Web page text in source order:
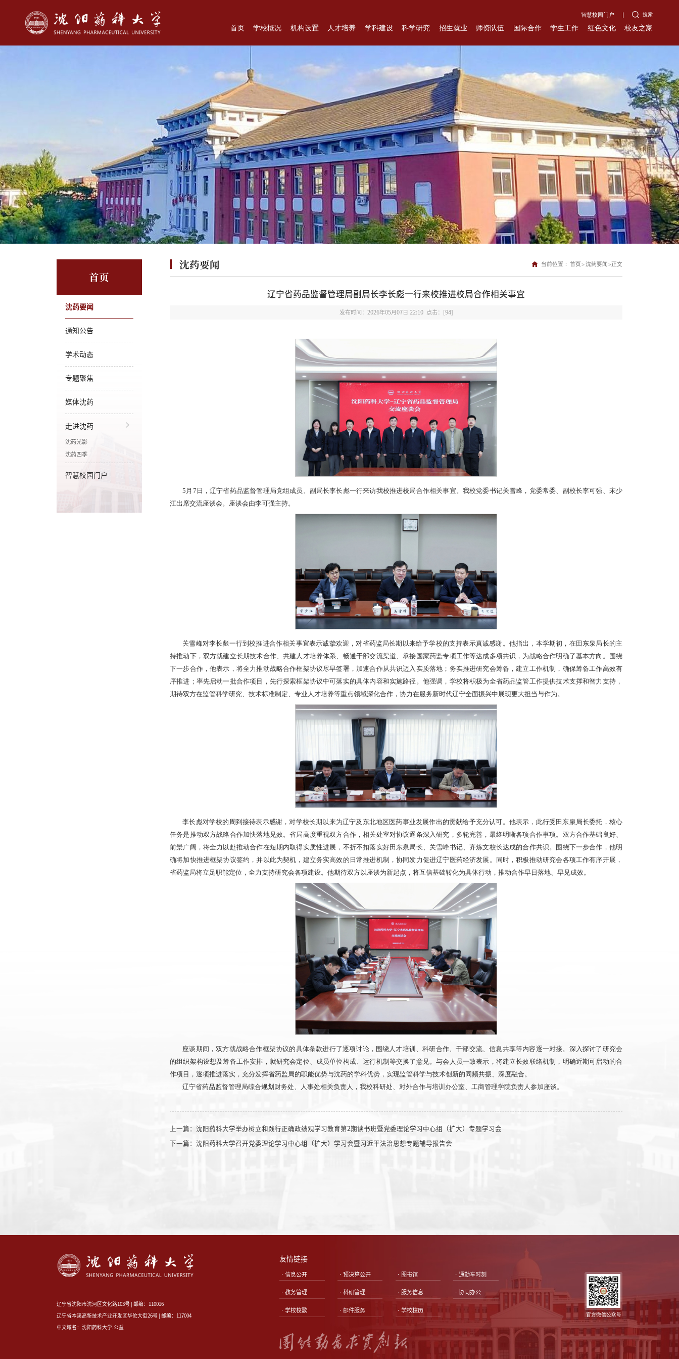
智慧校园门户 搜索
首页 学校概况 机构设置 人才培养 学科建设 科学研究 招生就业 师资队伍 国际合作 学生工作 红色文化 校友之家
首页
沈药要闻
通知公告
学术动态
专题聚焦
媒体沈药
走进沈药
沈药光影
沈药四季
智慧校园门户
沈药要闻 当前位置： 首页>沈药要闻>正文
辽宁省药品监督管理局副局长李长彪一行来校推进校局合作相关事宜
发布时间：2026年05月07日 22:10 点击：[94]
5月7日，辽宁省药品监督管理局党组成员、副局长李长彪一行来访我校推进校局合作相关事宜。我校党委书记关雪峰，党委常委、副校长李可强、宋少
江出席交流座谈会。座谈会由李可强主持。
关雪峰对李长彪一行到校推进合作相关事宜表示诚挚欢迎，对省药监局长期以来给予学校的支持表示真诚感谢。他指出，本学期初，在田东泉局长的主
持推动下，双方就建立长期技术合作、共建人才培养体系、畅通干部交流渠道、承接国家药监专项工作等达成多项共识，为战略合作明确了基本方向。围绕
下一步合作，他表示，将全力推动战略合作框架协议尽早签署，加速合作从共识迈入实质落地；务实推进研究会筹备，建立工作机制，确保筹备工作高效有
序推进；率先启动一批合作项目，先行探索框架协议中可落实的具体内容和实施路径。他强调，学校将积极为全省药品监管工作提供技术支撑和智力支持，
期待双方在监管科学研究、技术标准制定、专业人才培养等重点领域深化合作，协力在服务新时代辽宁全面振兴中展现更大担当与作为。
李长彪对学校的周到接待表示感谢，对学校长期以来为辽宁及东北地区医药事业发展作出的贡献给予充分认可。他表示，此行受田东泉局长委托，核心
任务是推动双方战略合作加快落地见效。省局高度重视双方合作，相关处室对协议逐条深入研究，多轮完善，最终明晰各项合作事项。双方合作基础良好、
前景广阔，将全力以赴推动合作在短期内取得实质性进展，不折不扣落实好田东泉局长、关雪峰书记、齐炼文校长达成的合作共识。围绕下一步合作，他明
确将加快推进框架协议签约，并以此为契机，建立务实高效的日常推进机制，协同发力促进辽宁医药经济发展。同时，积极推动研究会各项工作有序开展，
省药监局将立足职能定位，全力支持研究会各项建设。他期待双方以座谈为新起点，将互信基础转化为具体行动，推动合作早日落地、早见成效。
座谈期间，双方就战略合作框架协议的具体条款进行了逐项讨论，围绕人才培训、科研合作、干部交流、信息共享等内容逐一对接。深入探讨了研究会
的组织架构设想及筹备工作安排，就研究会定位、成员单位构成、运行机制等交换了意见。与会人员一致表示，将建立长效联络机制，明确近期可启动的合
作项目，逐项推进落实，充分发挥省药监局的职能优势与沈药的学科优势，实现监管科学与技术创新的同频共振、深度融合。
辽宁省药品监督管理局综合规划财务处、人事处相关负责人，我校科研处、对外合作与培训办公室、工商管理学院负责人参加座谈。
上一篇： 沈阳药科大学举办树立和践行正确政绩观学习教育第2期读书班暨党委理论学习中心组（扩大）专题学习会
下一篇： 沈阳药科大学召开党委理论学习中心组（扩大）学习会暨习近平法治思想专题辅导报告会
辽宁省沈阳市沈河区文化路103号 | 邮编：110016
辽宁省本溪高新技术产业开发区华佗大街26号 | 邮编：117004
中文域名：沈阳药科大学.公益
友情链接
•信息公开 •预决算公开 •图书馆 •通勤车时刻
•教务管理 •科研管理 •服务信息 •协同办公
•学校校歌 •邮件服务 •学校校历 官方微信公众号